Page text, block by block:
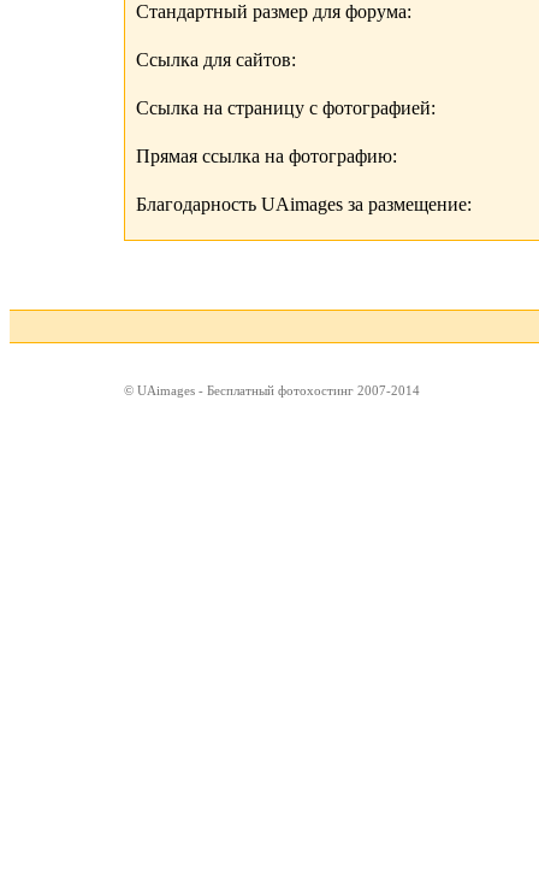
Стандартный размер для форума:
Ссылка для сайтов:
Ссылка на страницу с фотографией:
Прямая ссылка на фотографию:
Благодарность UAimages за размещение:
© UAimages - Бесплатный фотохостинг 2007-2014